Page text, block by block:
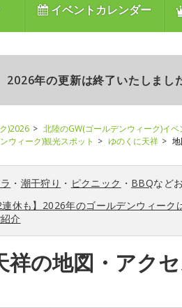
イベントカレンダー
2026年の更新は終了いたしまし
)2026 北陸のGW(ゴールデンウィーク)イ
ウィーク)観光スポット
ゆのくに天祥
・ 潮干狩り ・ ピクニック ・ BBQなど
連休も】2026年のゴールデンウィー
介
祥の地図・アク